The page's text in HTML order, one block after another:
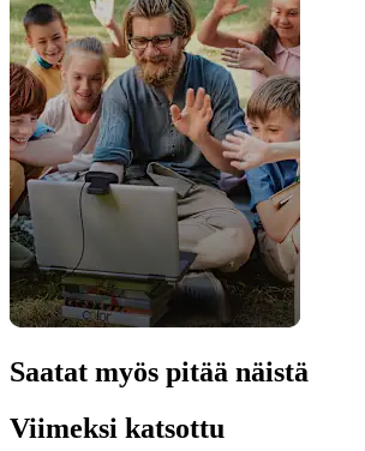
Saatat myös pitää näistä
Viimeksi katsottu